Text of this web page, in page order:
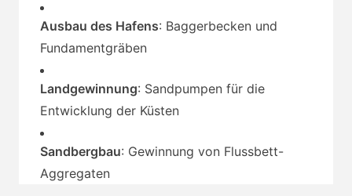
Ausbau des Hafens: Baggerbecken und
Fundamentgräben
Landgewinnung: Sandpumpen für die
Entwicklung der Küsten
Sandbergbau: Gewinnung von Flussbett-
Aggregaten